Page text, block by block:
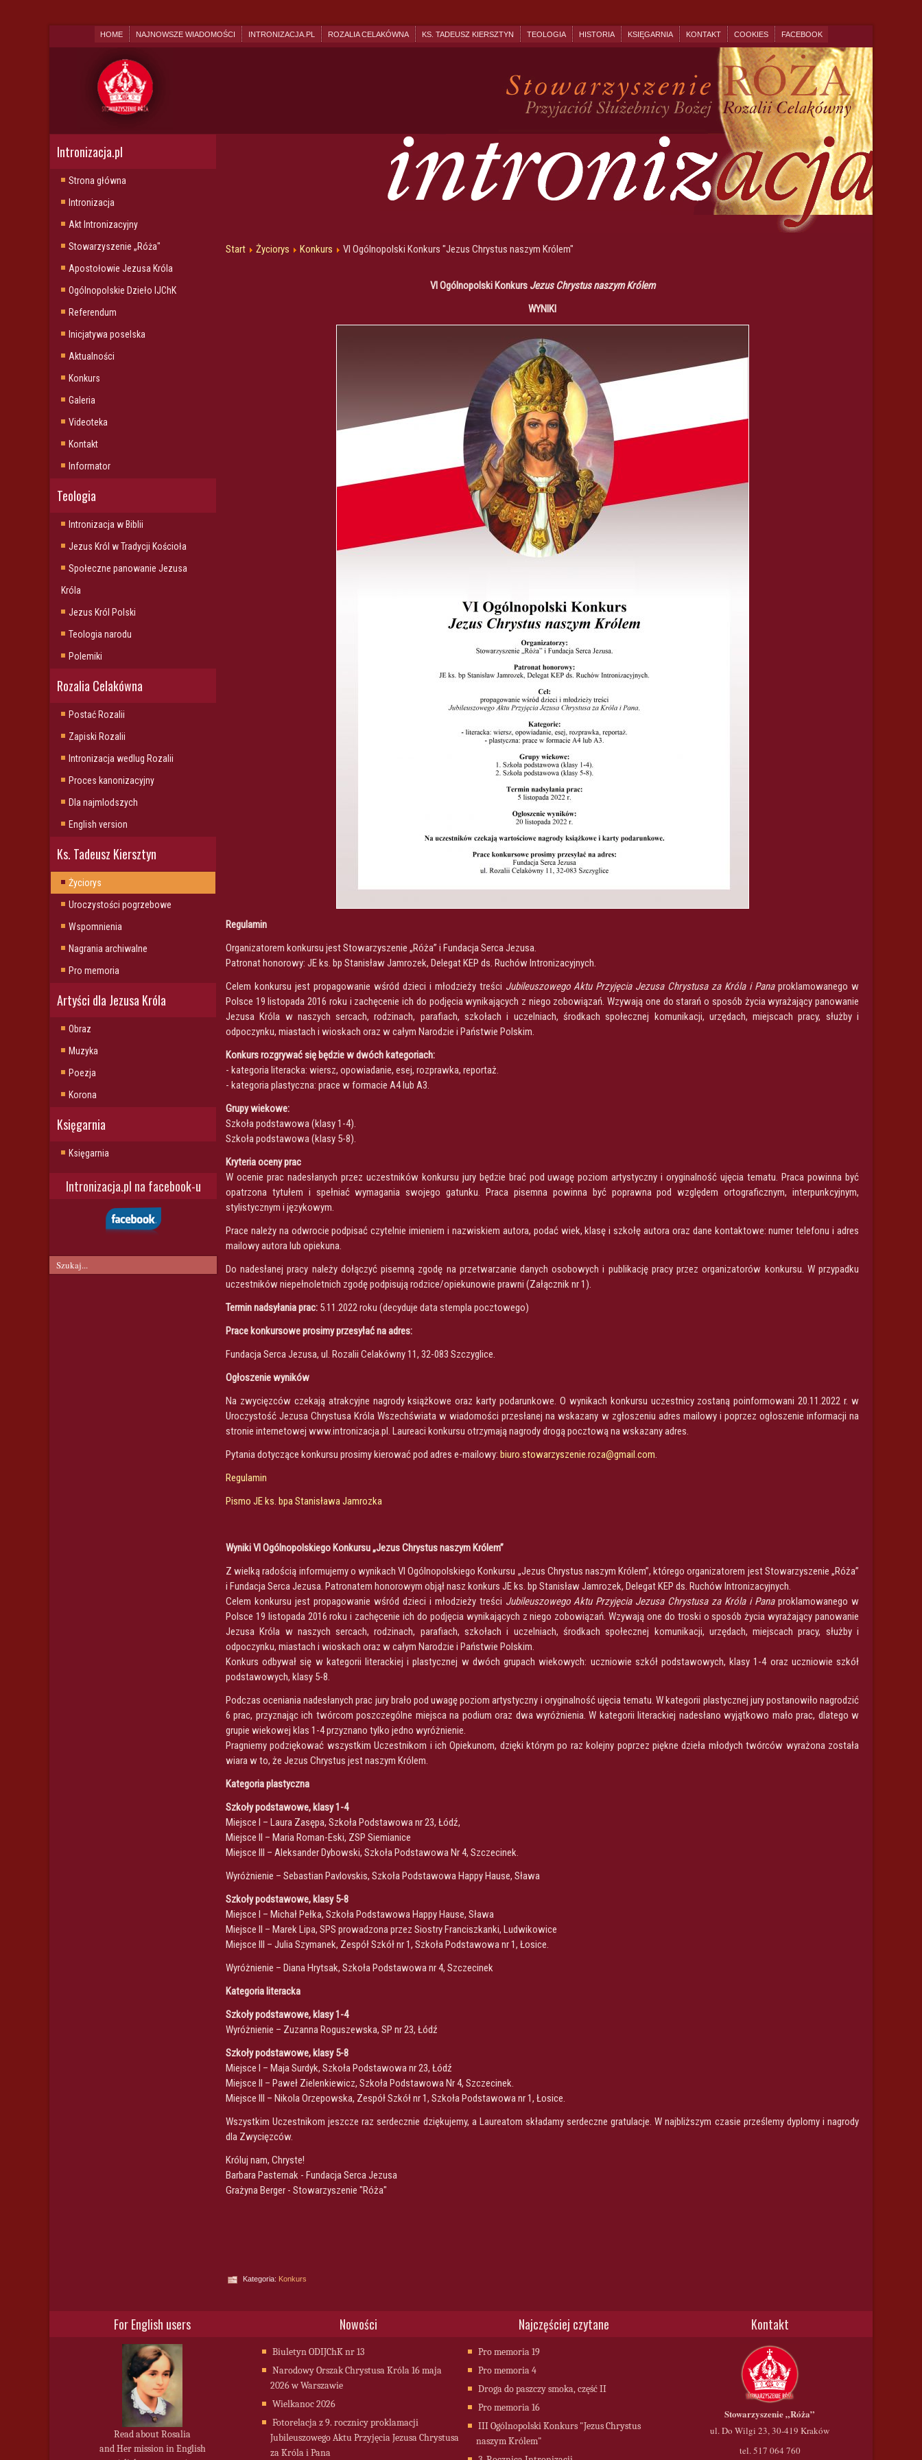
HOME NAJNOWSZE WIADOMOŚCI INTRONIZACJA.PL ROZALIA CELAKÓWNA KS. TADEUSZ KIERSZTYN TEOLOGIA HISTORIA KSIĘGARNIA KONTAKT COOKIES FACEBOOK
Intronizacja.pl
Strona główna
Intronizacja
Akt Intronizacyjny
Stowarzyszenie „Róża"
Apostołowie Jezusa Króla
Ogólnopolskie Dzieło IJChK
Referendum
Inicjatywa poselska
Aktualności
Konkurs
Galeria
Videoteka
Kontakt
Informator
Teologia
Intronizacja w Biblii
Jezus Król w Tradycji Kościoła
Społeczne panowanie Jezusa
Króla
Jezus Król Polski
Teologia narodu
Polemiki
Rozalia Celakówna
Postać Rozalii
Zapiski Rozalii
Intronizacja wedlug Rozalii
Proces kanonizacyjny
Dla najmlodszych
English version
Ks. Tadeusz Kiersztyn
Życiorys
Uroczystości pogrzebowe
Wspomnienia
Nagrania archiwalne
Pro memoria
Artyści dla Jezusa Króla
Obraz
Muzyka
Poezja
Korona
Księgarnia
Księgarnia
Intronizacja.pl na facebook-u
Start Życiorys Konkurs VI Ogólnopolski Konkurs "Jezus Chrystus naszym Królem"
VI Ogólnopolski Konkurs Jezus Chrystus naszym Królem
WYNIKI
Regulamin
Organizatorem konkursu jest Stowarzyszenie „Róża” i Fundacja Serca Jezusa.
Patronat honorowy: JE ks. bp Stanisław Jamrozek, Delegat KEP ds. Ruchów Intronizacyjnych.
Celem konkursu jest propagowanie wśród dzieci i młodzieży treści Jubileuszowego Aktu Przyjęcia Jezusa Chrystusa za Króla i Panaproklamowanego w
Polsce 19 listopada 2016 roku i zachęcenie ich do podjęcia wynikających z niego zobowiązań. Wzywają one do starań o sposób życia wyrażający panowanie
Jezusa Króla w naszych sercach, rodzinach, parafiach, szkołach i uczelniach, środkach społecznej komunikacji, urzędach, miejscach pracy, służby i
odpoczynku, miastach i wioskach oraz w całym Narodzie i Państwie Polskim.
Konkurs rozgrywać się będzie w dwóch kategoriach:
- kategoria literacka: wiersz, opowiadanie, esej, rozprawka, reportaż.
- kategoria plastyczna: prace w formacie A4 lub A3.
Grupy wiekowe:
Szkoła podstawowa (klasy 1-4).
Szkoła podstawowa (klasy 5-8).
Kryteria oceny prac
W ocenie prac nadesłanych przez uczestników konkursu jury będzie brać pod uwagę poziom artystyczny i oryginalność ujęcia tematu. Praca powinna być
opatrzona tytułem i spełniać wymagania swojego gatunku. Praca pisemna powinna być poprawna pod względem ortograficznym, interpunkcyjnym,
stylistycznym i językowym.
Prace należy na odwrocie podpisać czytelnie imieniem i nazwiskiem autora, podać wiek, klasę i szkołę autora oraz dane kontaktowe: numer telefonu i adres
mailowy autora lub opiekuna.
Do nadesłanej pracy należy dołączyć pisemną zgodę na przetwarzanie danych osobowych i publikację pracy przez organizatorów konkursu. W przypadku
uczestników niepełnoletnich zgodę podpisują rodzice/opiekunowie prawni (Załącznik nr 1).
Termin nadsyłania prac: 5.11.2022 roku (decyduje data stempla pocztowego)
Prace konkursowe prosimy przesyłać na adres:
Fundacja Serca Jezusa, ul. Rozalii Celakówny 11, 32-083 Szczyglice.
Ogłoszenie wyników
Na zwycięzców czekają atrakcyjne nagrody książkowe oraz karty podarunkowe. O wynikach konkursu uczestnicy zostaną poinformowani 20.11.2022 r. w
Uroczystość Jezusa Chrystusa Króla Wszechświata w wiadomości przesłanej na wskazany w zgłoszeniu adres mailowy i poprzez ogłoszenie informacji na
stronie internetowej www.intronizacja.pl. Laureaci konkursu otrzymają nagrody drogą pocztową na wskazany adres.
Pytania dotyczące konkursu prosimy kierować pod adres e-mailowy: biuro.stowarzyszenie.roza@gmail.com.
Regulamin
Pismo JE ks. bpa Stanisława Jamrozka
Wyniki VI Ogólnopolskiego Konkursu „Jezus Chrystus naszym Królem”
Z wielką radością informujemy o wynikach VI Ogólnopolskiego Konkursu „Jezus Chrystus naszym Królem”, którego organizatorem jest Stowarzyszenie „Róża”
i Fundacja Serca Jezusa. Patronatem honorowym objął nasz konkurs JE ks. bp Stanisław Jamrozek, Delegat KEP ds. Ruchów Intronizacyjnych.
Celem konkursu jest propagowanie wśród dzieci i młodzieży treści Jubileuszowego Aktu Przyjęcia Jezusa Chrystusa za Króla i Panaproklamowanego w
Polsce 19 listopada 2016 roku i zachęcenie ich do podjęcia wynikających z niego zobowiązań. Wzywają one do troski o sposób życia wyrażający panowanie
Jezusa Króla w naszych sercach, rodzinach, parafiach, szkołach i uczelniach, środkach społecznej komunikacji, urzędach, miejscach pracy, służby i
odpoczynku, miastach i wioskach oraz w całym Narodzie i Państwie Polskim.
Konkurs odbywał się w kategorii literackiej i plastycznej w dwóch grupach wiekowych: uczniowie szkół podstawowych, klasy 1-4 oraz uczniowie szkół
podstawowych, klasy 5-8.
Podczas oceniania nadesłanych prac jury brało pod uwagę poziom artystyczny i oryginalność ujęcia tematu. W kategorii plastycznej jury postanowiło nagrodzić
6 prac, przyznając ich twórcom poszczególne miejsca na podium oraz dwa wyróżnienia. W kategorii literackiej nadesłano wyjątkowo mało prac, dlatego w
grupie wiekowej klas 1-4 przyznano tylko jedno wyróżnienie.
Pragniemy podziękować wszystkim Uczestnikom i ich Opiekunom, dzięki którym po raz kolejny poprzez piękne dzieła młodych twórców wyrażona została
wiara w to, że Jezus Chrystus jest naszym Królem.
Kategoria plastyczna
Szkoły podstawowe, klasy 1-4
Miejsce I – Laura Zasępa, Szkoła Podstawowa nr 23, Łódź,
Miejsce II – Maria Roman-Eski, ZSP Siemianice
Miejsce III – Aleksander Dybowski, Szkoła Podstawowa Nr 4, Szczecinek.
Wyróżnienie – Sebastian Pavlovskis, Szkoła Podstawowa Happy Hause, Sława
Szkoły podstawowe, klasy 5-8
Miejsce I – Michał Pełka, Szkoła Podstawowa Happy Hause, Sława
Miejsce II – Marek Lipa, SPS prowadzona przez Siostry Franciszkanki, Ludwikowice
Miejsce III – Julia Szymanek, Zespół Szkół nr 1, Szkoła Podstawowa nr 1, Łosice.
Wyróżnienie – Diana Hrytsak, Szkoła Podstawowa nr 4, Szczecinek
Kategoria literacka
Szkoły podstawowe, klasy 1-4
Wyróżnienie – Zuzanna Roguszewska, SP nr 23, Łódź
Szkoły podstawowe, klasy 5-8
Miejsce I – Maja Surdyk, Szkoła Podstawowa nr 23, Łódź
Miejsce II – Paweł Zielenkiewicz, Szkoła Podstawowa Nr 4, Szczecinek.
Miejsce III – Nikola Orzepowska, Zespół Szkół nr 1, Szkoła Podstawowa nr 1, Łosice.
Wszystkim Uczestnikom jeszcze raz serdecznie dziękujemy, a Laureatom składamy serdeczne gratulacje. W najbliższym czasie prześlemy dyplomy i nagrody
dla Zwycięzców.
Króluj nam, Chryste!
Barbara Pasternak - Fundacja Serca Jezusa
Grażyna Berger - Stowarzyszenie "Róża"
Kategoria: Konkurs
For English users
Read about Rosalia
and Her mission in English
Nowości
Biuletyn ODIJChK nr 13
Narodowy Orszak Chrystusa Króla 16 maja
2026 w Warszawie
Wielkanoc 2026
Fotorelacja z 9. rocznicy proklamacji
Jubileuszowego Aktu Przyjęcia Jezusa Chrystusa
za Króla i Pana
Najczęściej czytane
Pro memoria 19
Pro memoria 4
Droga do paszczy smoka, część II
Pro memoria 16
III Ogólnopolski Konkurs "Jezus Chrystus
naszym Królem"
Kontakt
Stowarzyszenie„Róża”
ul. Do Wilgi 23, 30-419 Kraków
tel. 517 064 760